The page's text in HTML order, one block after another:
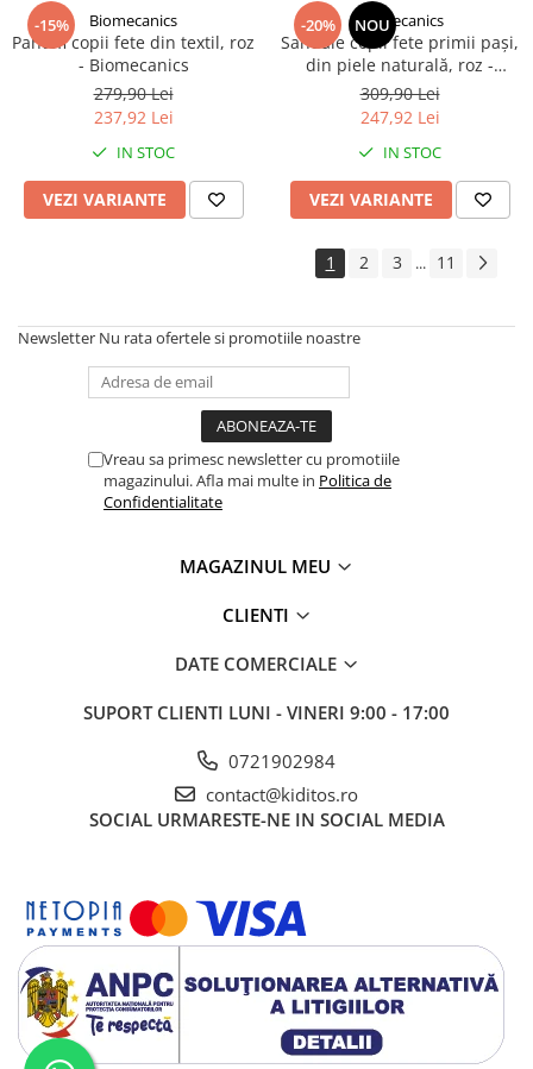
-15% Biomecanics
Pantofi copii fete din textil, roz
- Biomecanics
279,90 Lei
237,92 Lei
IN STOC
VEZI VARIANTE
-20% NOU
Biomecanics
Sandale copii fete primii pași,
din piele naturală, roz -
Biomecanics
309,90 Lei
247,92 Lei
IN STOC
VEZI VARIANTE
1 2 3 ... 11
Newsletter Nu rata ofertele si promotiile noastre
Vreau sa primesc newsletter cu promotiile
magazinului. Afla mai multe in Politica de
Confidentialitate
MAGAZINUL MEU
CLIENTI
DATE COMERCIALE
SUPORT CLIENTI LUNI - VINERI 9:00 - 17:00
0721902984
contact@kiditos.ro
SOCIAL URMARESTE-NE IN SOCIAL MEDIA